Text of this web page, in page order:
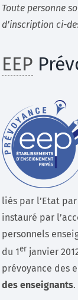
Toute personne
d’inscription ci-
EEP
liés par l’Etat
instauré par
personnels
du 1er janvier
prévoyance des
des enseignants.